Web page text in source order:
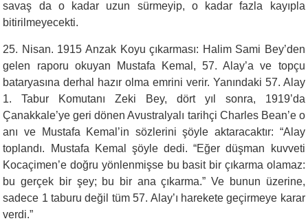
savaş da o kadar uzun sürmeyip, o kadar fazla kayıpla
bitirilmeyecekti.
25. Nisan. 1915 Anzak Koyu çıkarması: Halim Sami Bey’den
gelen raporu okuyan Mustafa Kemal, 57. Alay’a ve topçu
bataryasına derhal hazır olma emrini verir. Yanındaki 57. Alay
1. Tabur Komutanı Zeki Bey, dört yıl sonra, 1919’da
Çanakkale’ye geri dönen Avustralyalı tarihçi Charles Bean’e o
anı ve Mustafa Kemal’in sözlerini şöyle aktaracaktır: “Alay
toplandı. Mustafa Kemal şöyle dedi. “Eğer düşman kuvveti
Kocaçimen’e doğru yönlenmişse bu basit bir çıkarma olamaz:
bu gerçek bir şey; bu bir ana çıkarma.” Ve bunun üzerine,
sadece 1 taburu değil tüm 57. Alay’ı harekete geçirmeye karar
verdi.”